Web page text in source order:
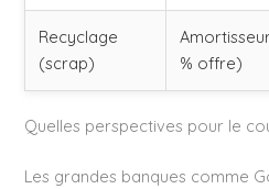
Recyclage
(scrap)
% offre)
Quelles perspectives pour le
Les grandes banques comme